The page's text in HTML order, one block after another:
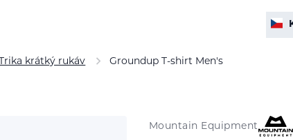
Trika krátký rukáv Groundup T-shirt Men's
Mountain Equipment